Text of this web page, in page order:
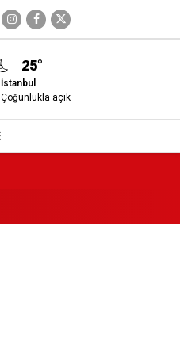
25°
İstanbul
Çoğunlukla açık